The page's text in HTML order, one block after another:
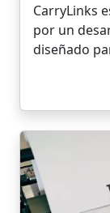
CarryLinks
por un
diseñado
cotidianas
diferencia
navegador
inteligente
extensión